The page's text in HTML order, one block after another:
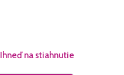
Ihneď na stiahnutie